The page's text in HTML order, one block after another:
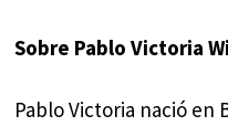
Sobre Pablo Victoria
Pablo Victoria nació en